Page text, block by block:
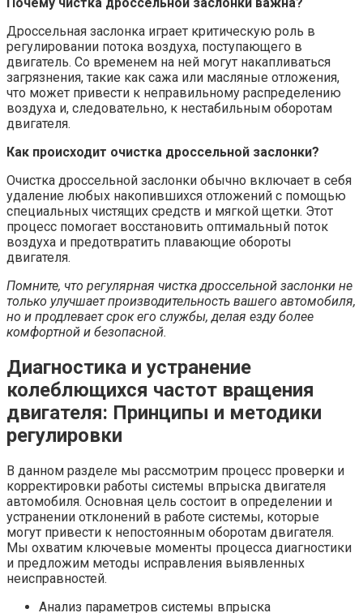
Дроссельная заслонка играет критическую роль в
регулировании потока воздуха, поступающего в
двигатель. Со временем на ней могут накапливаться
загрязнения, такие как сажа или масляные отложения,
что может привести к неправильному распределению
воздуха и, следовательно, к нестабильным оборотам
двигателя.
Как происходит очистка дроссельной заслонки?
Очистка дроссельной заслонки обычно включает в себя
удаление любых накопившихся отложений с помощью
специальных чистящих средств и мягкой щетки. Этот
процесс помогает восстановить оптимальный поток
воздуха и предотвратить плавающие обороты
двигателя.
Помните, что регулярная чистка дроссельной заслонки не
только улучшает производительность вашего автомобиля,
но и продлевает срок его службы, делая езду более
комфортной и безопасной.
Диагностика и устранение
колеблющихся частот вращения
двигателя: Принципы и методики
регулировки
В данном разделе мы рассмотрим процесс проверки и
корректировки работы системы впрыска двигателя
автомобиля. Основная цель состоит в определении и
устранении отклонений в работе системы, которые
могут привести к непостоянным оборотам двигателя.
Мы охватим ключевые моменты процесса диагностики
и предложим методы исправления выявленных
неисправностей.
Анализ параметров системы впрыска